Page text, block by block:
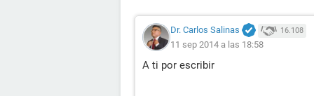
Dr. Carlos Salinas 16.108
11 sep 2014 a las 18:58
A ti por escribir